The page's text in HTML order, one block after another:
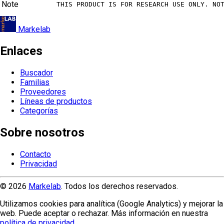
Note THIS PRODUCT IS FOR RESEARCH USE ONLY.
Markelab
Enlaces
Buscador
Familias
Proveedores
Líneas de productos
Categorías
Sobre nosotros
Contacto
Privacidad
© 2026 Markelab. Todos los derechos reservados.
Utilizamos cookies para analítica (Google Analytics) y mejorar la
web. Puede aceptar o rechazar. Más información en nuestra